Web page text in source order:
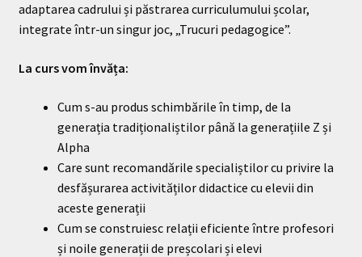
adaptarea cadrului și păstrarea curriculumului școlar,
integrate într-un singur joc, „Trucuri pedagogice”.
La curs vom învăța:
Cum s-au produs schimbările în timp, de la
generația tradiționaliștilor până la generațiile Z și
Alpha
Care sunt recomandările specialiștilor cu privire la
desfășurarea activităților didactice cu elevii din
aceste generații
Cum se construiesc relații eficiente între profesori
și noile generații de preșcolari și elevi